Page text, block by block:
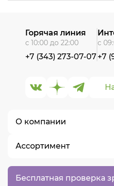
Бесплатная проверка
О компании
О нас
Контакты
Вакансии
Ассортимент
Горячая линия
с 10:00 до 22:00
+7 (343) 273-07-07
с
+7